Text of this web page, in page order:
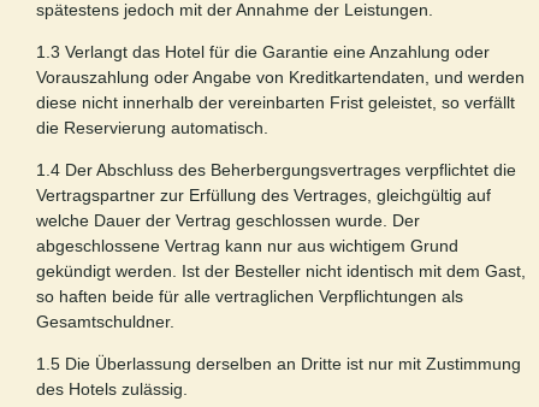
spätestens jedoch mit der Annahme der Leistungen.
1.3 Verlangt das Hotel für die Garantie eine Anzahlung oder
Vorauszahlung oder Angabe von Kreditkartendaten, und werden
diese nicht innerhalb der vereinbarten Frist geleistet, so verfällt
die Reservierung automatisch.
1.4 Der Abschluss des Beherbergungsvertrages verpflichtet die
Vertragspartner zur Erfüllung des Vertrages, gleichgültig auf
welche Dauer der Vertrag geschlossen wurde. Der
abgeschlossene Vertrag kann nur aus wichtigem Grund
gekündigt werden. Ist der Besteller nicht identisch mit dem Gast,
so haften beide für alle vertraglichen Verpflichtungen als
Gesamtschuldner.
1.5 Die Überlassung derselben an Dritte ist nur mit Zustimmung
des Hotels zulässig.